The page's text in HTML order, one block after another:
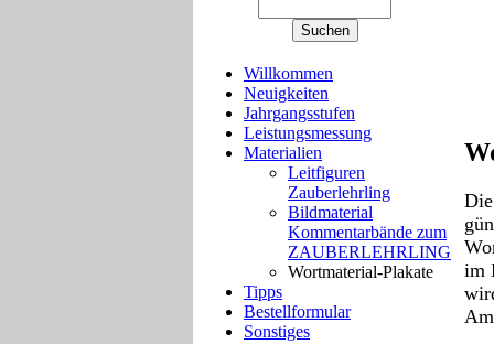
Willkommen
Neuigkeiten
Jahrgangsstufen
Leistungsmessung
Materialien
Leitfiguren
Zauberlehrling
Bildmaterial
Kommentarbände zum
ZAUBERLEHRLING
Wortmaterial-Plakate
Tipps
Bestellformular
Sonstiges
im